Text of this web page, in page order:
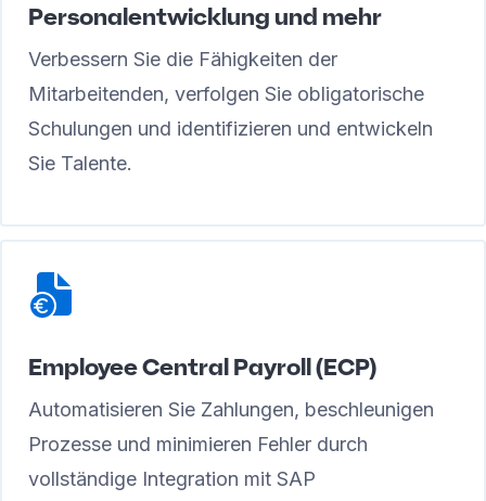
Personalentwicklung und mehr
Verbessern Sie die Fähigkeiten der
Mitarbeitenden, verfolgen Sie obligatorische
Schulungen und identifizieren und entwickeln
Sie Talente.
Employee Central Payroll (ECP)
Automatisieren Sie Zahlungen, beschleunigen
Prozesse und minimieren Fehler durch
vollständige Integration mit SAP